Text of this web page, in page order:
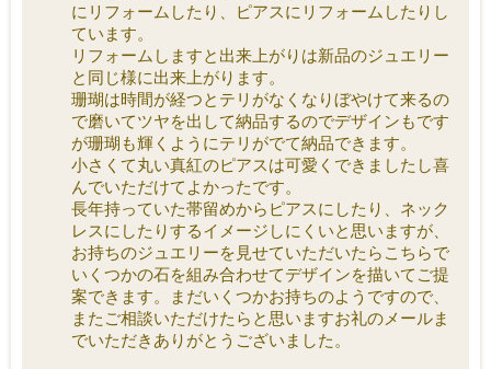
にリフォームしたり、ピアスにリフォームしたりし
ています。
リフォームしますと出来上がりは新品のジュエリー
と同じ様に出来上がります。
珊瑚は時間が経つとテリがなくなりぼやけて来るの
で磨いてツヤを出して納品するのでデザインもです
が珊瑚も輝くようにテリがでて納品できます。
小さくて丸い真紅のピアスは可愛くできましたし喜
んでいただけてよかったです。
長年持っていた帯留めからピアスにしたり、ネック
レスにしたりするイメージしにくいと思いますが、
お持ちのジュエリーを見せていただいたらこちらで
いくつかの石を組み合わせてデザインを描いてご提
案できます。まだいくつかお持ちのようですので、
またご相談いただけたらと思いますお礼のメールま
でいただきありがとうございました。